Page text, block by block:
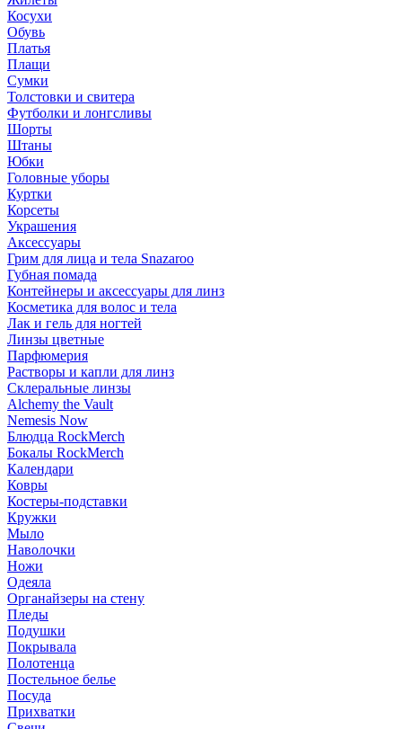
Косухи
Обувь
Платья
Плащи
Сумки
Толстовки и свитера
Футболки и лонгсливы
Шорты
Штаны
Юбки
Головные уборы
Куртки
Корсеты
Украшения
Аксессуары
Грим для лица и тела Snazaroo
Губная помада
Контейнеры и аксессуары для линз
Косметика для волос и тела
Лак и гель для ногтей
Линзы цветные
Парфюмерия
Растворы и капли для линз
Склеральные линзы
Alchemy the Vault
Nemesis Now
Блюдца RockMerch
Бокалы RockMerch
Календари
Ковры
Костеры-подставки
Кружки
Мыло
Наволочки
Ножи
Одеяла
Органайзеры на стену
Пледы
Подушки
Покрывала
Полотенца
Постельное белье
Посуда
Прихватки